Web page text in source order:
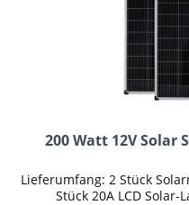
200 Watt 12V Solar
Lieferumfang: 2 Stück
Stück 20A LCD Solar-